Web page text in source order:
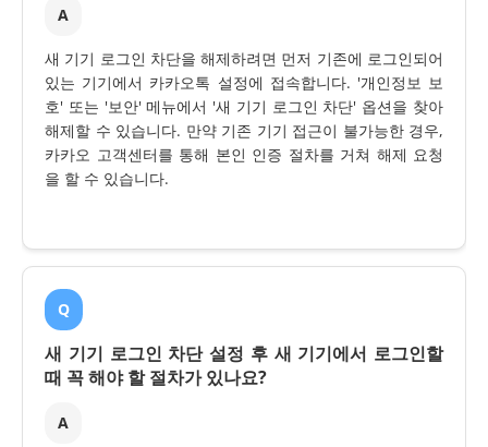
A
새 기기 로그인 차단을 해제하려면 먼저 기존에 로그인되어
있는 기기에서 카카오톡 설정에 접속합니다. '개인정보 보
호' 또는 '보안' 메뉴에서 '새 기기 로그인 차단' 옵션을 찾아
해제할 수 있습니다. 만약 기존 기기 접근이 불가능한 경우,
카카오 고객센터를 통해 본인 인증 절차를 거쳐 해제 요청
을 할 수 있습니다.
Q
새 기기 로그인 차단 설정 후 새 기기에서 로그인할
때 꼭 해야 할 절차가 있나요?
A